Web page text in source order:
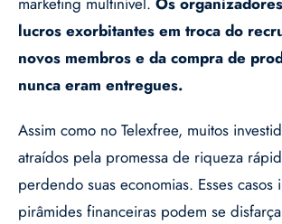
lucros exorbitantes em troca do
novos membros e da compra de
nunca eram entregues.
Assim como no Telexfree, muitos
atraídos pela promessa de riqueza
perdendo suas economias. Esses casos
pirâmides financeiras podem se